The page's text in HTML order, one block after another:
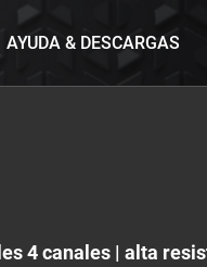
AYUDA & DESCARGAS
4 canales | alta